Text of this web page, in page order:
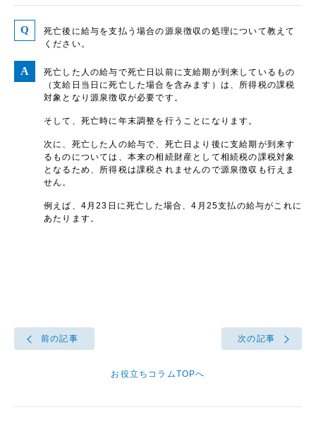
死亡後に給与を支払う場合の源泉徴収の処理について教えて
ください。
死亡した人の給与で死亡日以前に支給期が到来しているもの
（支給日当日に死亡した場合を含みます）は、所得税の課税
対象となり源泉徴収が必要です。
そして、死亡時に年末調整を行うことになります。
次に、死亡した人の給与で、死亡日より後に支給期が到来す
るものについては、本来の相続財産として相続税の課税対象
となるため、所得税は課税されませんので源泉徴収も行えま
せん。
例えば、4月23日に死亡した場合、4月25支払の給与がこれに
あたります。
前の記事
お役立ちコラムTOPへ
次の記事